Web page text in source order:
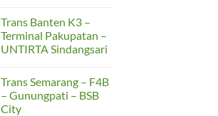
in
Bali:
The
Renters’
Air-
Conditioning
Comfort
on
Trans
Sarbagita
Koridor
Trans Banten K3 –
Terminal Pakupatan –
UNTIRTA Sindangsari
on
Trans
Banten
K3
Trans Semarang – F4B
– Gunungpati – BSB
City